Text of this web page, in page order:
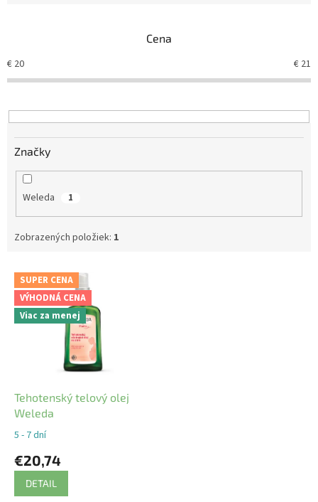
r
o
u
k
Cena
€ 20 € 21
Značky
Weleda 1
Zobrazených položiek: 1
V
p
SUPER CENA
VÝHODNÁ CENA
Viac za menej
Tehotenský telový olej
Weleda
5 - 7 dní
€20,74
DETAIL